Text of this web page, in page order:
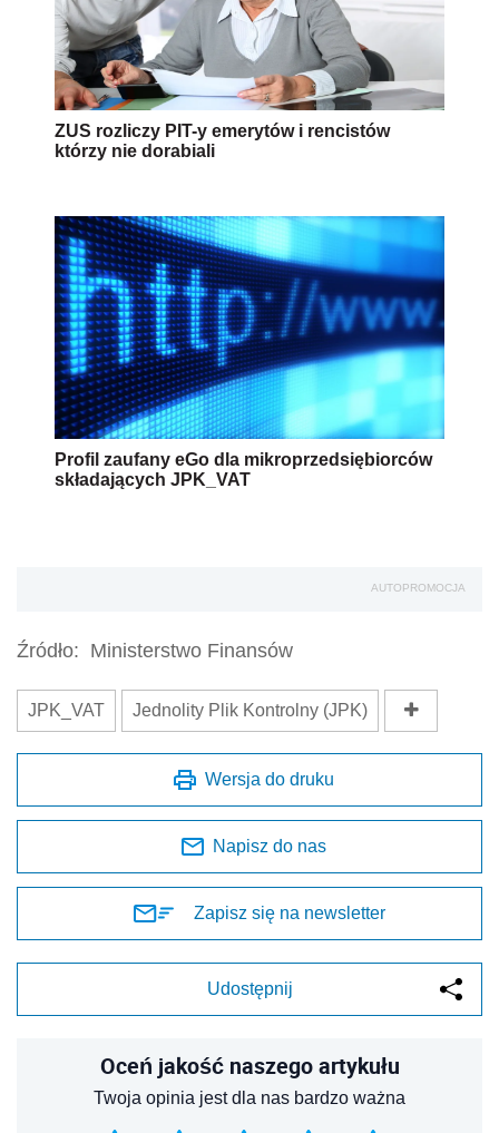
ZUS rozliczy PIT-y emerytów i rencistów
którzy nie dorabiali
Profil zaufany eGo dla mikroprzedsiębiorców
składających JPK_VAT
AUTOPROMOCJA
Źródło: Ministerstwo Finansów
JPK_VAT Jednolity Plik Kontrolny (JPK)
Wersja do druku
Napisz do nas
Zapisz się na newsletter
Udostępnij
Oceń jakość naszego artykułu
Twoja opinia jest dla nas bardzo ważna